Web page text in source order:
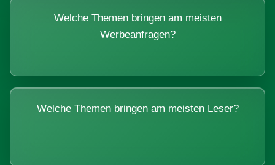
Welche Themen bringen am meisten
Werbeanfragen?
Welche Themen bringen am meisten Leser?